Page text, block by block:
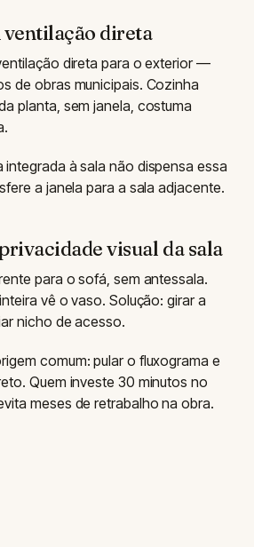
ventilação direta
direta para o exterior —
de obras municipais. Cozinha
planta, sem janela, costuma
à sala não dispensa essa
a janela para a sala adjacente.
visual da sala
para o sofá, sem antessala.
vê o vaso. Solução: girar a
nicho de acesso.
comum: pular o fluxograma e
Quem investe 30 minutos no
meses de retrabalho na obra.